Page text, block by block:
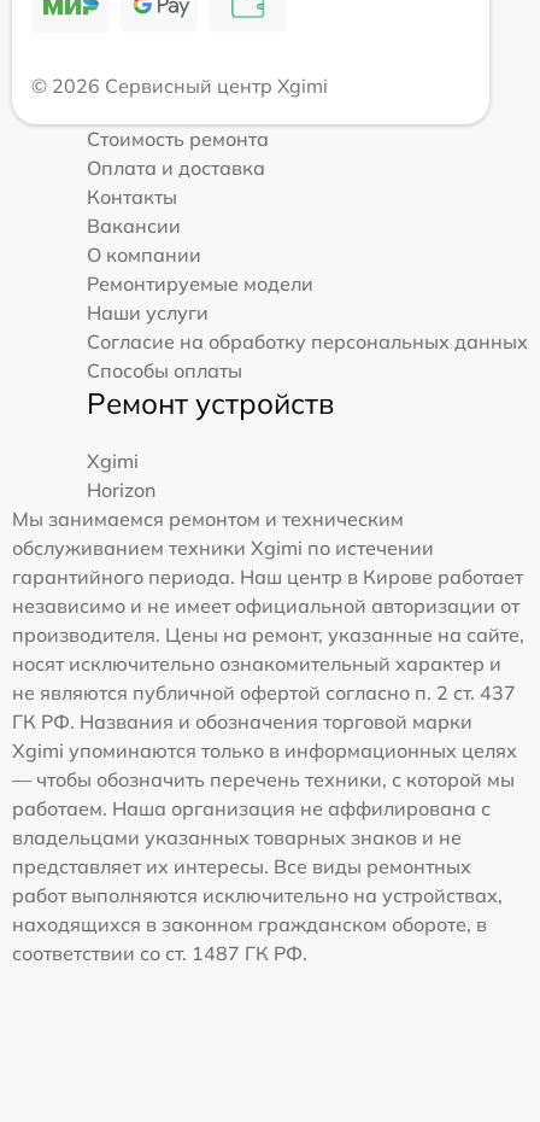
© 2026 Сервисный центр Xgimi
Стоимость ремонта
Оплата и доставка
Контакты
Вакансии
О компании
Ремонтируемые модели
Наши услуги
Согласие на обработку персональных данных
Способы оплаты
Ремонт устройств
Xgimi
Horizon
Мы занимаемся ремонтом и техническим
обслуживанием техники Xgimi по истечении
гарантийного периода. Наш центр в Кирове работает
независимо и не имеет официальной авторизации от
производителя. Цены на ремонт, указанные на сайте,
носят исключительно ознакомительный характер и
не являются публичной офертой согласно п. 2 ст. 437
ГК РФ. Названия и обозначения торговой марки
Xgimi упоминаются только в информационных целях
— чтобы обозначить перечень техники, с которой мы
работаем. Наша организация не аффилирована с
владельцами указанных товарных знаков и не
представляет их интересы. Все виды ремонтных
работ выполняются исключительно на устройствах,
находящихся в законном гражданском обороте, в
соответствии со ст. 1487 ГК РФ.